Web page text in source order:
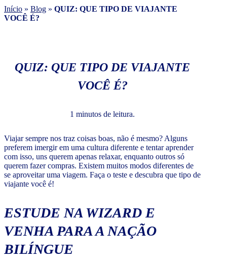
Início » Blog » QUIZ: QUE TIPO DE VIAJANTE
VOCÊ É?
QUIZ: QUE TIPO DE VIAJANTE
VOCÊ É?
1 minutos de leitura.
Viajar sempre nos traz coisas boas, não é mesmo? Alguns
preferem imergir em uma cultura diferente e tentar aprender
com isso, uns querem apenas relaxar, enquanto outros só
querem fazer compras. Existem muitos modos diferentes de
se aproveitar uma viagem. Faça o teste e descubra que tipo de
viajante você é!
ESTUDE NA WIZARD E
VENHA PARA A NAÇÃO
BILÍNGUE